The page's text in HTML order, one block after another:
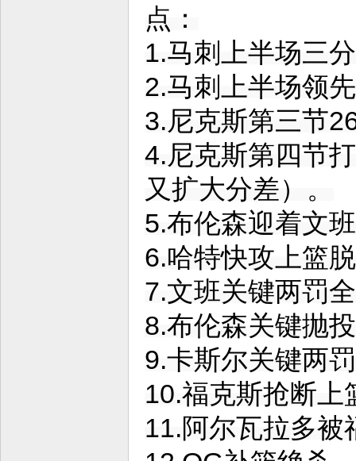
点：
1.马刺上半场三
2.马刺上半场领
3.尼克斯第三节
4.尼克斯第四节
又扩大分差）。
5.布伦森迎着文
6.哈特快攻上篮
7.文班关键两罚
8.布伦森关键抛
9.卡斯尔关键两
10.福克斯抢断上
11.阿尔瓦拉多被